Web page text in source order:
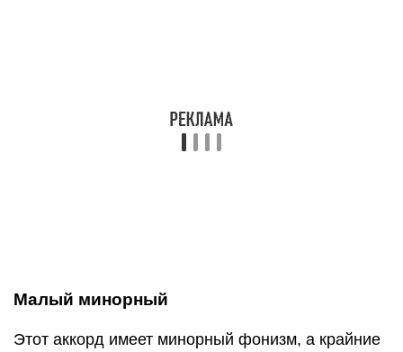
трезвучие. Чтобы получить такой аккорд, нужно
взять мажорное трезвучие и от звука,